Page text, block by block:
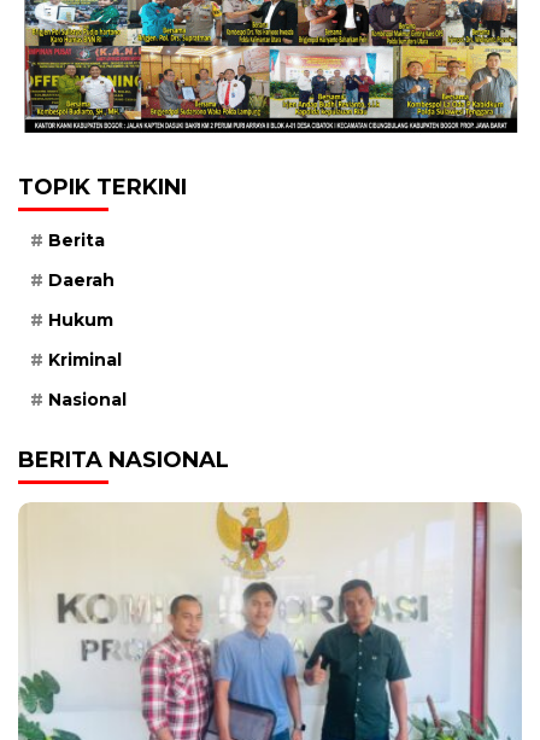
TOPIK TERKINI
Berita
Daerah
Hukum
Kriminal
Nasional
BERITA NASIONAL